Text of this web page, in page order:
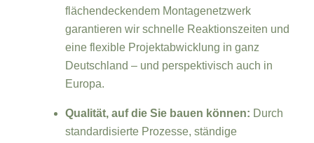
flächendeckendem Montagenetzwerk
garantieren wir schnelle Reaktionszeiten und
eine flexible Projektabwicklung in ganz
Deutschland – und perspektivisch auch in
Europa.
Qualität, auf die Sie bauen können: Durch
standardisierte Prozesse, ständige